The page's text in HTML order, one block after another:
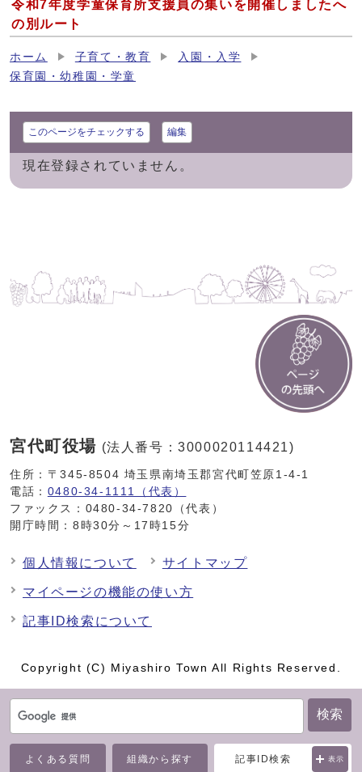
検索
よくある質問 組織から探す 記事ID検索 表示
令和7年度学童保育所支援員の集いを開催しましたへ
の別ルート
ホーム 子育て・教育
入園・入学
保育園・幼稚園・学童
このページをチェックする 編集
現在登録されていません。
宮代町役場 (法人番号：3000020114421)
住所：〒345-8504 埼玉県南埼玉郡宮代町笠原1-4-1
電話： 0480-34-1111（代表）
ファックス：0480-34-7820（代表）
開庁時間：8時30分～17時15分
個人情報について サイトマップ
マイページの機能の使い方
記事ID検索について
Copyright (C) Miyashiro Town All Rights Reserved.